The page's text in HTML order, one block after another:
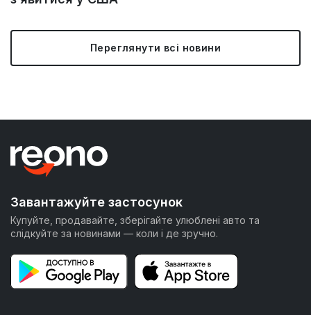
Переглянути всі новини
Завантажуйте застосунок
Купуйте, продавайте, зберігайте улюблені авто та
слідкуйте за новинами — коли і де зручно.